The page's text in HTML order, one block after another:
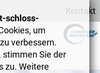
Kontakt
schloss-
um
verbessern.
stimmen Sie der
zu. Weitere